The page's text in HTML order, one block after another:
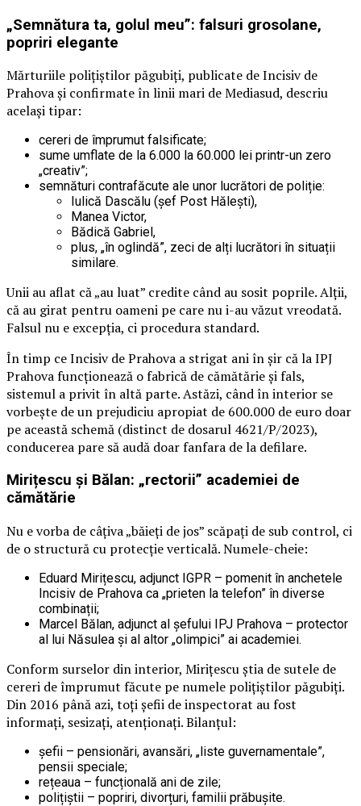
„Semnătura ta, golul meu”: falsuri grosolane,
popriri elegante
Mărturiile polițiștilor păgubiți, publicate de Incisiv de
Prahova și confirmate în linii mari de Mediasud, descriu
același tipar:
cereri de împrumut falsificate;
sume umflate de la 6.000 la 60.000 lei printr-un zero
„creativ”;
semnături contrafăcute ale unor lucrători de poliție:
Iulică Dascălu (șef Post Hălești),
Manea Victor,
Bădică Gabriel,
plus, „în oglindă”, zeci de alți lucrători în situații
similare.
Unii au aflat că „au luat” credite când au sosit poprile. Alții,
că au girat pentru oameni pe care nu i-au văzut vreodată.
Falsul nu e excepția, ci procedura standard.
În timp ce Incisiv de Prahova a strigat ani în șir că la IPJ
Prahova funcționează o fabrică de cămătărie și fals,
sistemul a privit în altă parte. Astăzi, când în interior se
vorbește de un prejudiciu apropiat de 600.000 de euro doar
pe această schemă (distinct de dosarul 4621/P/2023),
conducerea pare să audă doar fanfara de la defilare.
Mirițescu și Bălan: „rectorii” academiei de
cămătărie
Nu e vorba de câțiva „băieți de jos” scăpați de sub control, ci
de o structură cu protecție verticală. Numele-cheie:
Eduard Mirițescu, adjunct IGPR – pomenit în anchetele
Incisiv de Prahova ca „prieten la telefon” în diverse
combinații;
Marcel Bălan, adjunct al șefului IPJ Prahova – protector
al lui Năsulea și al altor „olimpici” ai academiei.
Conform surselor din interior, Mirițescu știa de sutele de
cereri de împrumut făcute pe numele polițiștilor păgubiți.
Din 2016 până azi, toți șefii de inspectorat au fost
informați, sesizați, atenționați. Bilanțul:
șefii – pensionări, avansări, „liste guvernamentale”,
pensii speciale;
rețeaua – funcțională ani de zile;
polițiștii – popriri, divorțuri, familii prăbușite.